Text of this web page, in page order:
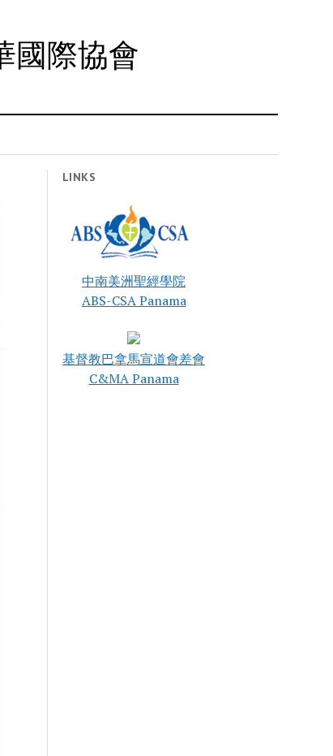
國際協會
LINKS
中南美洲聖經學院
ABS-CSA Panama
基督教巴拿馬宣道會差會
C&MA Panama